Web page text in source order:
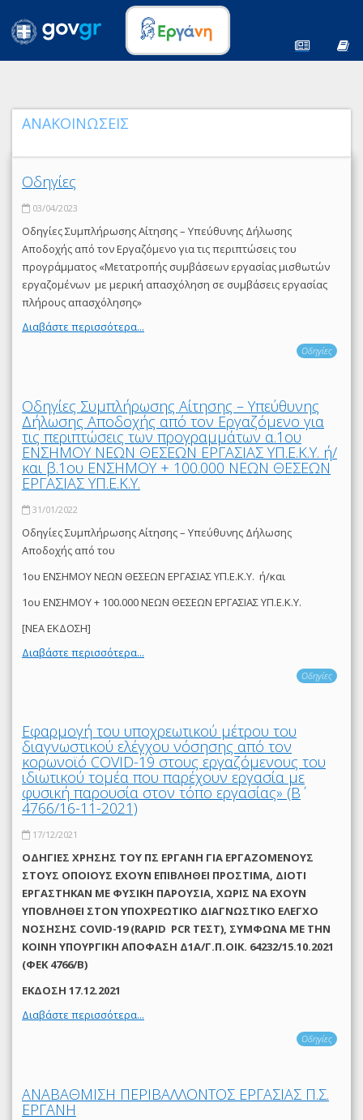
ΑΝΑΚΟΙΝΩΣΕΙΣ
Οδηγίες
03/04/2023
Οδηγίες Συμπλήρωσης Αίτησης – Υπεύθυνης Δήλωσης
Αποδοχής από τον Εργαζόμενο για τις περιπτώσεις του
προγράμματος «Μετατροπής συμβάσεων εργασίας μισθωτών
εργαζομένων με μερική απασχόληση σε συμβάσεις εργασίας
πλήρους απασχόλησης»
Διαβάστε περισσότερα...
Οδηγίες
Οδηγίες Συμπλήρωσης Αίτησης – Υπεύθυνης
Δήλωσης Αποδοχής από τον Εργαζόμενο για
τις περιπτώσεις των προγραμμάτων α.1ου
ΕΝΣΗΜΟΥ ΝΕΩΝ ΘΕΣΕΩΝ ΕΡΓΑΣΙΑΣ ΥΠ.Ε.Κ.Υ. ή/
και β.1ου ΕΝΣΗΜΟΥ + 100.000 ΝΕΩΝ ΘΕΣΕΩΝ
ΕΡΓΑΣΙΑΣ ΥΠ.Ε.Κ.Υ.
31/01/2022
Οδηγίες Συμπλήρωσης Αίτησης – Υπεύθυνης Δήλωσης
Αποδοχής από του
1ου ΕΝΣΗΜΟΥ ΝΕΩΝ ΘΕΣΕΩΝ ΕΡΓΑΣΙΑΣ ΥΠ.Ε.Κ.Υ. ή/και
1ου ΕΝΣΗΜΟΥ + 100.000 ΝΕΩΝ ΘΕΣΕΩΝ ΕΡΓΑΣΙΑΣ ΥΠ.Ε.Κ.Υ.
[ΝΕΑ ΕΚΔΟΣΗ]
Διαβάστε περισσότερα...
Οδηγίες
Εφαρμογή του υποχρεωτικού μέτρου του
διαγνωστικού ελέγχου νόσησης από τον
κορωνοϊό COVID-19 στους εργαζόμενους του
ιδιωτικού τομέα που παρέχουν εργασία με
φυσική παρουσία στον τόπο εργασίας» (Β΄
4766/16-11-2021)
17/12/2021
ΟΔΗΓΙΕΣ ΧΡΗΣΗΣ ΤΟΥ ΠΣ ΕΡΓΑΝΗ ΓΙΑ ΕΡΓΑΖΟΜΕΝΟΥΣ
ΣΤΟΥΣ ΟΠΟΙΟΥΣ ΕΧΟΥΝ ΕΠΙΒΛΗΘΕΙ ΠΡΟΣΤΙΜΑ, ΔΙΟΤΙ
ΕΡΓΑΣΤΗΚΑΝ ΜΕ ΦΥΣΙΚΗ ΠΑΡΟΥΣΙΑ, ΧΩΡΙΣ ΝΑ ΕΧΟΥΝ
ΥΠΟΒΛΗΘΕΙ ΣΤΟΝ ΥΠΟΧΡΕΩΤΙΚΟ ΔΙΑΓΝΩΣΤΙΚΟ ΕΛΕΓΧΟ
ΝΟΣΗΣΗΣ COVID-19 (RAPID PCR ΤΕΣΤ), ΣΥΜΦΩΝΑ ΜΕ THN
ΚΟΙΝΗ ΥΠΟΥΡΓΙΚΗ ΑΠΟΦΑΣΗ Δ1Α/Γ.Π.ΟΙΚ. 64232/15.10.2021
(ΦΕΚ 4766/Β)
ΕΚΔΟΣΗ 17.12.2021
Διαβάστε περισσότερα...
Οδηγίες
ΑΝΑΒΑΘΜΙΣΗ ΠΕΡΙΒΑΛΛΟΝΤΟΣ ΕΡΓΑΣΙΑΣ Π.Σ.
ΕΡΓΑΝΗ